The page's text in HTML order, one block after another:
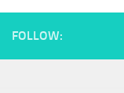
FOLLOW: